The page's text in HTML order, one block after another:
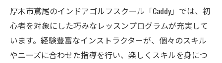
全天候型のゴルフ練習場の利点
雨の日でも快適に過ごせるインドアゴルフ
「Caddy」でのシミュレーション技術が魅力
気軽に参加できるインドアゴルフ体験
厚木市鳶尾のインドアゴルフスクール「Caddy」では、初
心者を対象にした巧みなレッスンプログラムが充実して
います。経験豊富なインストラクターが、個々のスキル
やニーズに合わせた指導を行い、楽しくスキルを身につ